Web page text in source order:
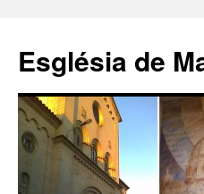
contenido
Església de